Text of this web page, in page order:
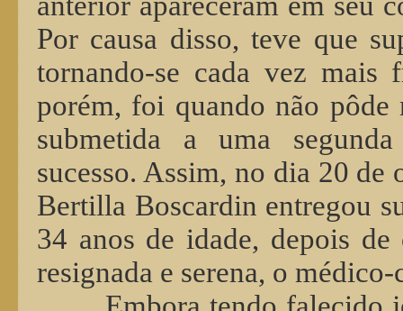
Por causa disso, teve que
tornando-se cada vez mais
porém, foi quando não pôde
submetida a uma
sucesso. Assim, no dia 20
Bertilla Boscardin entregou
34 anos de idade, depois de
resignada e serena, o